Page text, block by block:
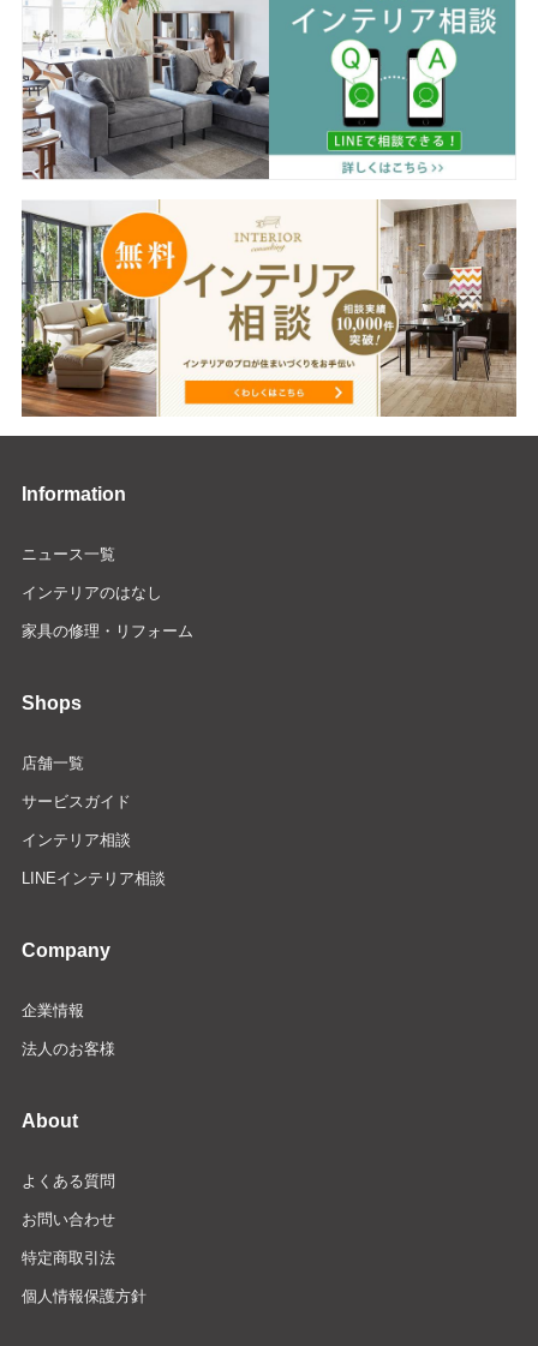
Information
ニュース一覧
インテリアのはなし
家具の修理・リフォーム
Shops
店舗一覧
サービスガイド
インテリア相談
LINEインテリア相談
Company
企業情報
法人のお客様
About
よくある質問
お問い合わせ
特定商取引法
個人情報保護方針